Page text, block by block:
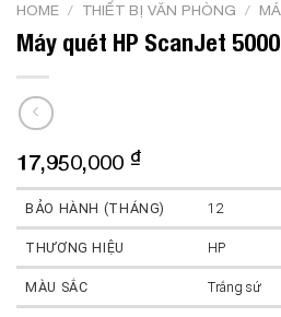
HOME / THIẾT BỊ VĂN PHÒNG /
Máy quét HP ScanJet 5000
17,950,000 ₫
BẢO HÀNH (THÁNG) 12
THƯƠNG HIỆU HP
MÀU SẮC Trắng sứ